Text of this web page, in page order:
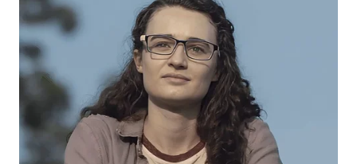
WN
SOLO
WN
BOROBUDUR
MADURA